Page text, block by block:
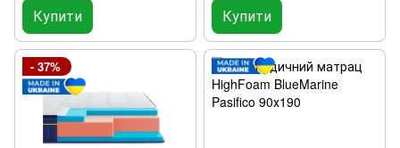
Купити Купити
- 37%